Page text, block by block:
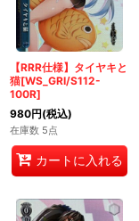
【RRR仕様】タイヤキと
猫[WS_GRI/S112-
100R]
980円(税込)
在庫数 5点
カートに入れる